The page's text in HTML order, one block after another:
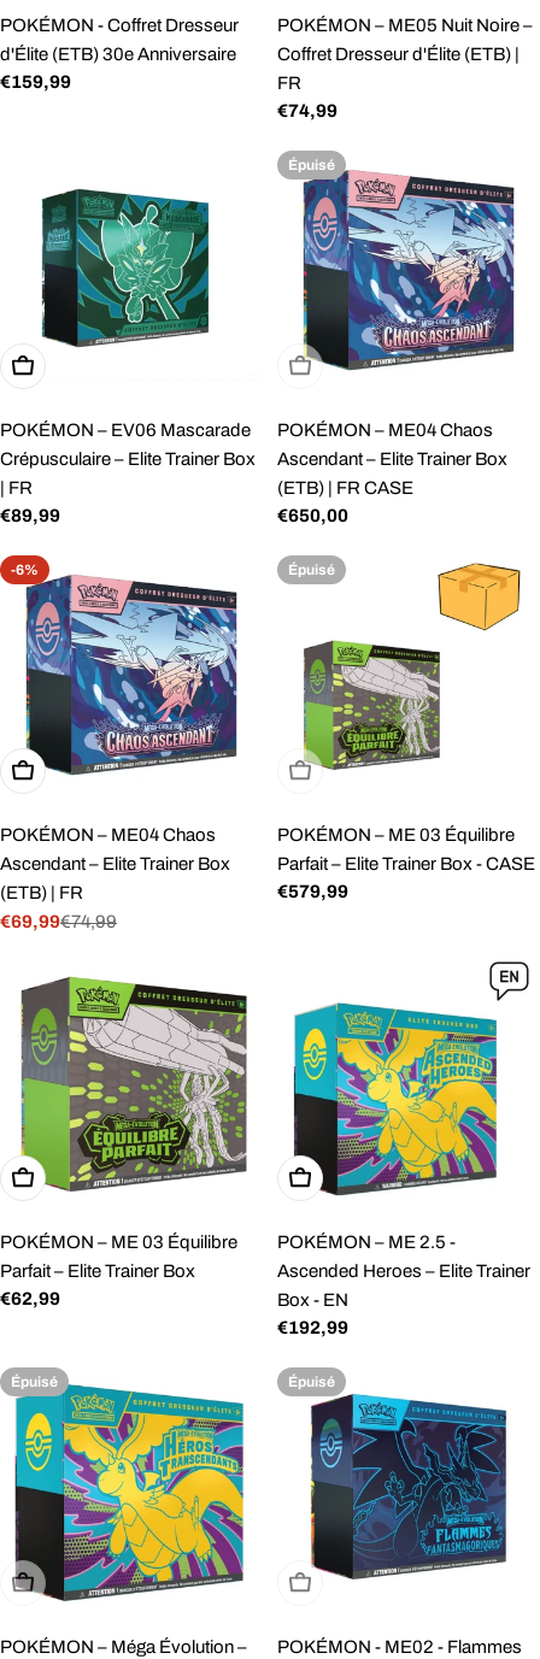
POKÉMON - Coffret Dresseur
d'Élite (ETB) 30e Anniversaire
Prix
€159,99
POKÉMON – ME05 Nuit Noire –
Coffret Dresseur d'Élite (ETB) |
FR
Prix
régulier
€74,99
Ajouter Au Panier
POKÉMON – EV06 Mascarade
Crépusculaire – Elite Trainer Box
| FR
Prix
régulier
€89,99
Épuisé
Épuisé
POKÉMON – ME04 Chaos
Ascendant – Elite Trainer Box
(ETB) | FR CASE
Prix
régulier
€650,00
-6%
Ajouter Au Panier
POKÉMON – ME04 Chaos
Ascendant – Elite Trainer Box
(ETB) | FR
Prix
vente
€69,99
Prix
régulier
€74,99
Épuisé
Épuisé
POKÉMON – ME 03 Équilibre
Parfait – Elite Trainer Box - CASE
Prix
€579,99
Ajouter Au Panier
POKÉMON – ME 03 Équilibre
Parfait – Elite Trainer Box
Prix
€62,99
Ajouter Au Panier
POKÉMON – ME 2.5 -
Ascended Heroes – Elite Trainer
Box - EN
Prix
régulier
€192,99
Épuisé
Épuisé
POKÉMON – Méga Évolution –
Épuisé
Épuisé
POKÉMON - ME02 - Flammes